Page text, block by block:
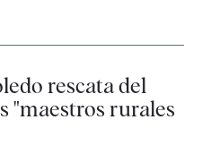
rescata del
"maestros rurales